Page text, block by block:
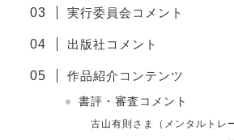
実行委員会コメント
出版社コメント
作品紹介コンテンツ
書評・審査コメント
古山有則さま（メンタルトレ